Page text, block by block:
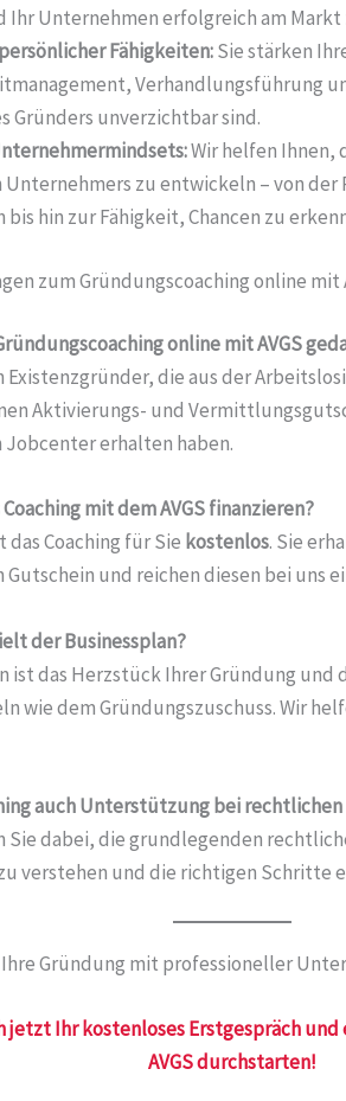
Ihr Unternehmen erfolgreich am
Fähigkeiten:Sie stärken
Verhandlungsführung
Gründers unverzichtbar sind.
Wir helfen Ihnen,
zu entwickeln – von der
bis hin zur Fähigkeit, Chancen zu
zum Gründungscoaching online mit
online mit AVGS
Existenzgründer, die aus der
Aktivierungs- und
erhalten haben.
mit dem AVGS finanzieren?
das Coaching für Sie kostenlos. Sie
und reichen diesen bei uns
der Businessplan?
ist das Herzstück Ihrer Gründung und
wie dem Gründungszuschuss. Wir
auch Unterstützung bei rechtlichen
Sie dabei, die grundlegenden
verstehen und die richtigen Schritte
Gründung mit professioneller
jetzt Ihr kostenloses Erstgespräch
AVGS durchstarten!